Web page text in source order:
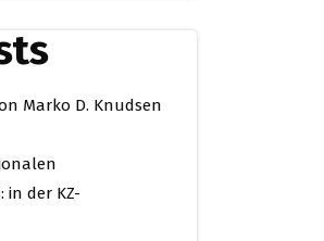
Marko D. Knudsen
in der KZ-